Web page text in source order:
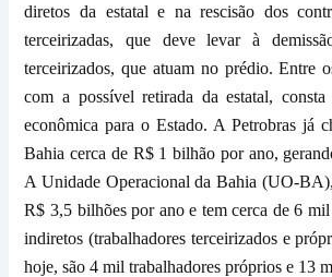
diretos da estatal e na rescisão dos
terceirizadas, que deve levar à
terceirizados, que atuam no prédio. Entre
com a possível retirada da estatal, consta
econômica para o Estado. A Petrobras já
Bahia cerca de R$ 1 bilhão por ano,
A Unidade Operacional da Bahia (UO-
R$ 3,5 bilhões por ano e tem cerca de 6
indiretos (trabalhadores terceirizados e
hoje, são 4 mil trabalhadores próprios e 13